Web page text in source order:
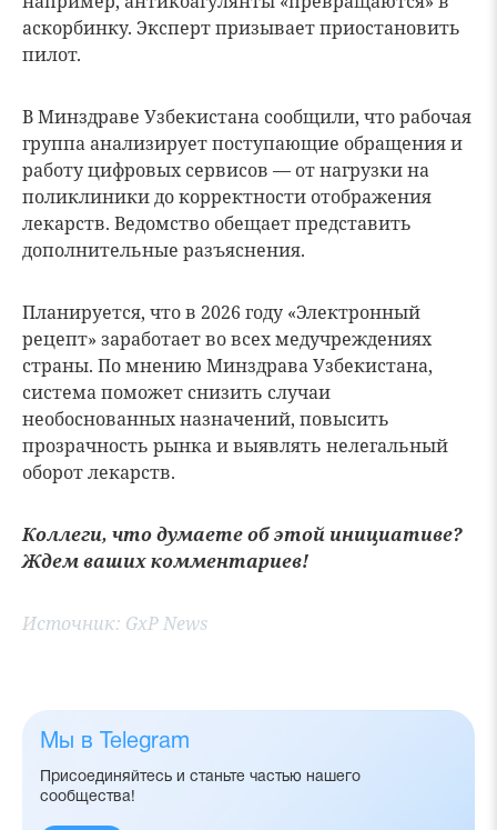
аскорбинку. Эксперт призывает приостановить
пилот.
В Минздраве Узбекистана сообщили, что рабочая
группа анализирует поступающие обращения и
работу цифровых сервисов — от нагрузки на
поликлиники до корректности отображения
лекарств. Ведомство обещает представить
дополнительные разъяснения.
Планируется, что в 2026 году «Электронный
рецепт» заработает во всех медучреждениях
страны. По мнению Минздрава Узбекистана,
система поможет снизить случаи
необоснованных назначений, повысить
прозрачность рынка и выявлять нелегальный
оборот лекарств.
Коллеги, что думаете об этой инициативе?
Ждем ваших комментариев!
Источник: GxP News
Мы в Telegram
Присоединяйтесь и станьте частью нашего
сообщества!